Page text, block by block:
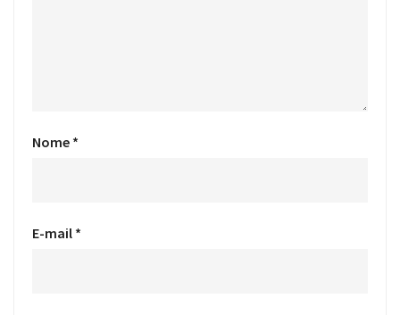
Nome *
E-mail *